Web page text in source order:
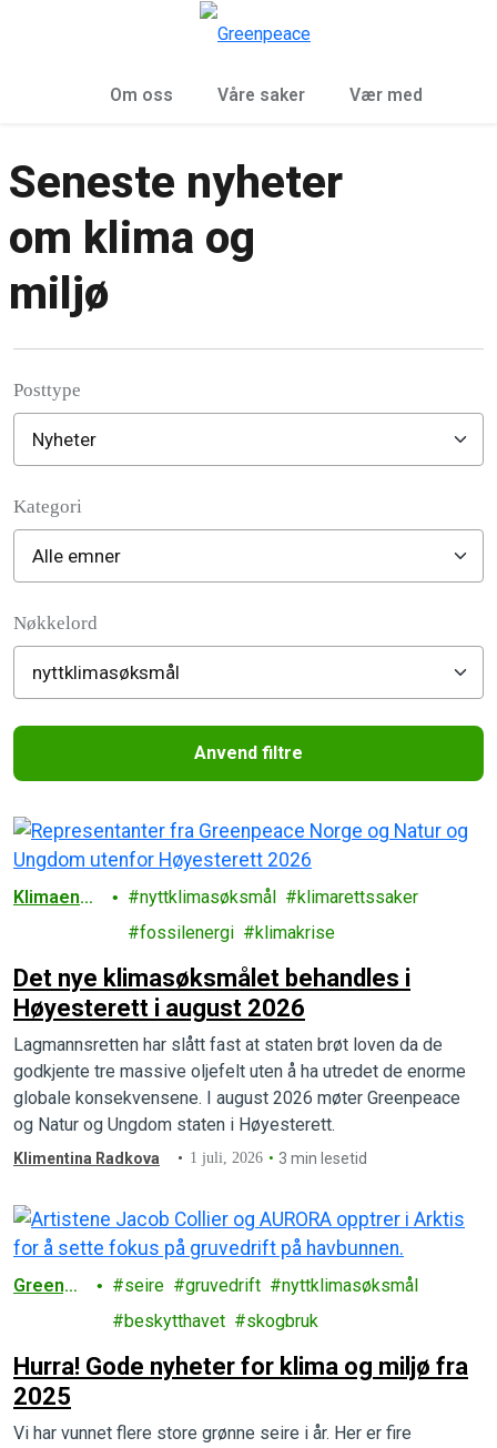
Om oss Våre saker Vær med
Seneste nyheter
om klima og
miljø
Posttype
Kategori
Nøkkelord
Anvend filtre
Filtered results
Klimaendri
nyttklimasøksmål
klimarettssaker
fossilenergi
klimakrise
Det nye klimasøksmålet behandles i
Høyesterett i august 2026
Lagmannsretten har slått fast at staten brøt loven da de
godkjente tre massive oljefelt uten å ha utredet de enorme
globale konsekvensene. I august 2026 møter Greenpeace
og Natur og Ungdom staten i Høyesterett.
Klimentina Radkova 1 juli, 2026 3 min lesetid
Greenpe
seire gruvedrift
nyttklimasøksmål
beskytthavet
skogbruk
Hurra! Gode nyheter for klima og miljø fra
2025
Vi har vunnet flere store grønne seire i år. Her er fire